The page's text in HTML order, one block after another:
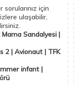
için
ulaşabilir,
Mama Sandalyesi |
2 | Avionaut | TFK
infant |